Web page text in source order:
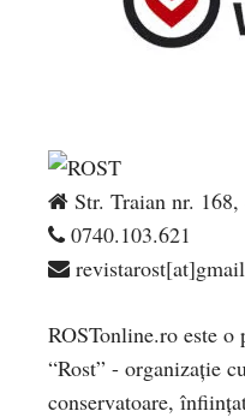
Str. Traian nr.
0740.103.621
ROSTonline.ro este
“Rost” - organizaţie
conservatoare,